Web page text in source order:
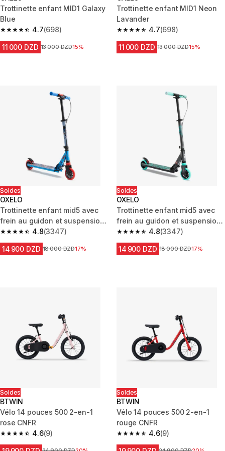
Trottinette enfant MID1 Galaxy
Blue
4.7
4.7 out of 5 stars from 698 reviews
(698)
11 000 DZD Prix avant la réduction
13 000 DZD15%
Trottinette enfant MID1 Neon
Lavander
4.7
4.7 out of 5 stars from 698
(698)
11 000 DZD Prix avant la réduction
13 000 DZD15%
Soldes
OXELO
Trottinette enfant mid5 avec
frein au guidon et suspension
graphisme bleu
4.8
4.8 out of 5 stars from 3347 reviews
(3347)
14 900 DZD Prix avant la réduction
18 000 DZD17%
Soldes
OXELO
Trottinette enfant mid5 avec
frein au guidon et suspension
gris & vert4.8
4.8 out of 5 stars from 3347
(3347)
14 900 DZD Prix avant la réduction
18 000 DZD17%
Soldes
BTWIN
Vélo 14 pouces 500 2-en-1
rose CNFR
4.6
4.6 out of 5 stars from 9 reviews
(9)
Soldes
BTWIN
Vélo 14 pouces 500 2-en-1
rouge CNFR
4.6
4.6 out of 5 stars from 9
(9)